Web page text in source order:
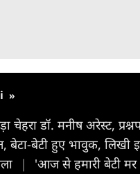
»
चेहरा डॉ. मनीष अरेस्ट,
बेटी हुए भावुक, लिखी
| 'आज से हमारी बेटी